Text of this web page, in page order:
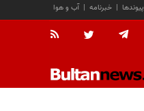
آب و هوا | خبرنامه | پیوندها